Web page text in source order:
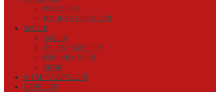
PSİKOLOJİ
MODERN PSİKOLOJİ
SAĞLIK
SAĞLIK
GELENEKSEL TIP
ESKİ HEKİMLER
SPOR
KİTAP TAVSİYELERİ
DERGİLER